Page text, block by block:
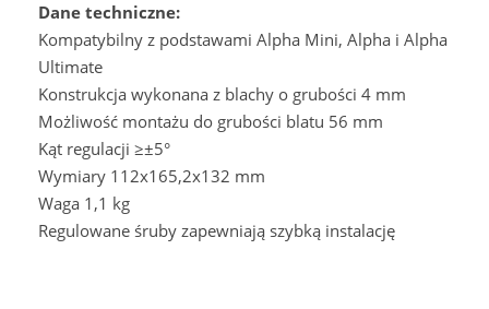
Dane techniczne:
Kompatybilny z podstawami Alpha Mini, Alpha i Alpha
Ultimate
Konstrukcja wykonana z blachy o grubości 4 mm
Możliwość montażu do grubości blatu 56 mm
Kąt regulacji ≥±5°
Wymiary 112x165,2x132 mm
Waga 1,1 kg
Regulowane śruby zapewniają szybką instalację